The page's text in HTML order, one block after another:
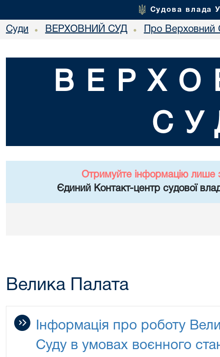
Судова влада
Суди • ВЕРХОВНИЙ СУД • Про Верховний
Отримуйте інформацію лише
Єдиний Контакт-центр судової
Велика Палата
Інформація про роботу
Суду в умовах воєнного